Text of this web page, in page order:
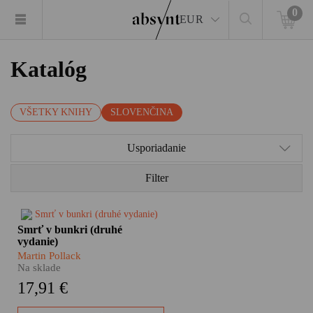
EUR
0
Katalóg
VŠETKY KNIHY SLOVENČINA
Usporiadanie
Filter
Aká by mala byť absyntovka
desaťročia? Jednoznačne
pútavá. Mrazivá. Osobná.
Nástojčivá. Prežitá na vlastnej
bunkri Martina Pollacka je
Smrť v bunkri (druhé
vydanie)
Martin Pollack
Na sklade
17,91 €